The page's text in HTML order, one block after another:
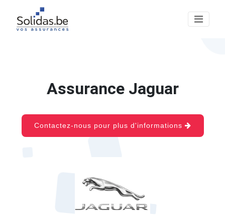
Assurance Jaguar
Contactez-nous pour plus d'informations